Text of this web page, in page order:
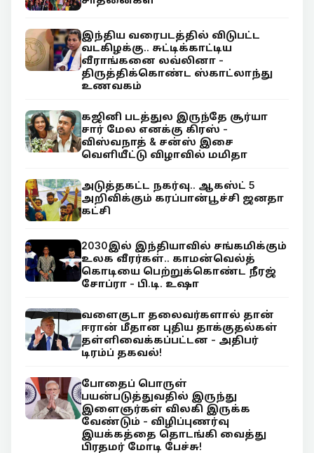
இந்திய வரைபடத்தில் விடுபட்ட
வடகிழக்கு.. சுட்டிக்காட்டிய
வீராங்கனை லவ்லினா -
திருத்திக்கொண்ட ஸ்காட்லாந்து
உணவகம்
கஜினி படத்துல இருந்தே சூர்யா
சார் மேல எனக்கு கிரஸ் -
விஸ்வநாத் & சன்ஸ் இசை
வெளியீட்டு விழாவில் மமிதா
அடுத்தகட்ட நகர்வு.. ஆகஸ்ட் 5
அறிவிக்கும் கரப்பான்பூச்சி ஜனதா
கட்சி
2030இல் இந்தியாவில் சங்கமிக்கும்
உலக வீரர்கள்.. காமன்வெல்த்
கொடியை பெற்றுக்கொண்ட நீரஜ்
சோப்ரா - பி.டி. உஷா
வளைகுடா தலைவர்களால் தான்
ஈரான் மீதான புதிய தாக்குதல்கள்
தள்ளிவைக்கப்பட்டன - அதிபர்
டிரம்ப் தகவல்!
போதைப் பொருள்
பயன்படுத்துவதில் இருந்து
இளைஞர்கள் விலகி இருக்க
வேண்டும் - விழிப்புணர்வு
இயக்கத்தை தொடங்கி வைத்து
பிரதமர் மோடி பேச்சு!